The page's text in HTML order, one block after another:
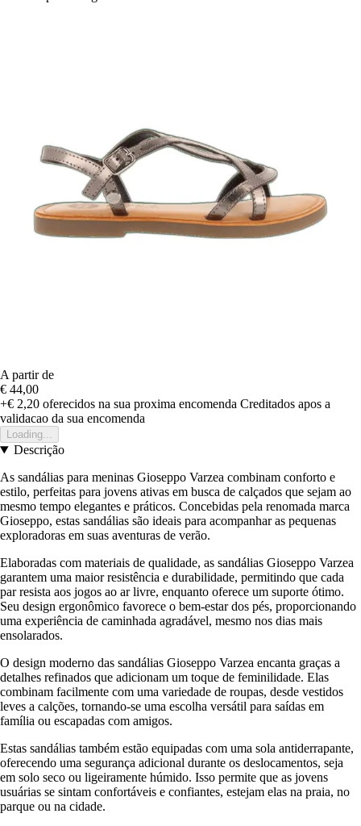
A partir de
€ 44,00
+€ 2,20 oferecidos na sua proxima encomenda Creditados apos a
validacao da sua encomenda
Loading...
Descrição
As sandálias para meninas Gioseppo Varzea combinam conforto e
estilo, perfeitas para jovens ativas em busca de calçados que sejam ao
mesmo tempo elegantes e práticos. Concebidas pela renomada marca
Gioseppo, estas sandálias são ideais para acompanhar as pequenas
exploradoras em suas aventuras de verão.
Elaboradas com materiais de qualidade, as sandálias Gioseppo Varzea
garantem uma maior resistência e durabilidade, permitindo que cada
par resista aos jogos ao ar livre, enquanto oferece um suporte ótimo.
Seu design ergonômico favorece o bem-estar dos pés, proporcionando
uma experiência de caminhada agradável, mesmo nos dias mais
ensolarados.
O design moderno das sandálias Gioseppo Varzea encanta graças a
detalhes refinados que adicionam um toque de feminilidade. Elas
combinam facilmente com uma variedade de roupas, desde vestidos
leves a calções, tornando-se uma escolha versátil para saídas em
família ou escapadas com amigos.
Estas sandálias também estão equipadas com uma sola antiderrapante,
oferecendo uma segurança adicional durante os deslocamentos, seja
em solo seco ou ligeiramente húmido. Isso permite que as jovens
usuárias se sintam confortáveis e confiantes, estejam elas na praia, no
parque ou na cidade.